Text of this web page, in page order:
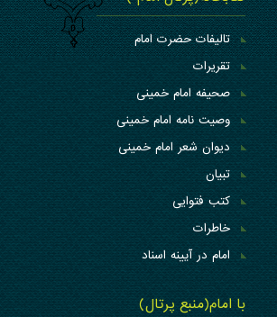
تالیفات حضرت امام
تقریرات
صحیفه امام خمینی
وصیت نامه امام خمینی
دیوان شعر امام خمینی
تبیان
کتب فتوایی
خاطرات
امام در آیینه اسناد
با امام(منبع پرتال)